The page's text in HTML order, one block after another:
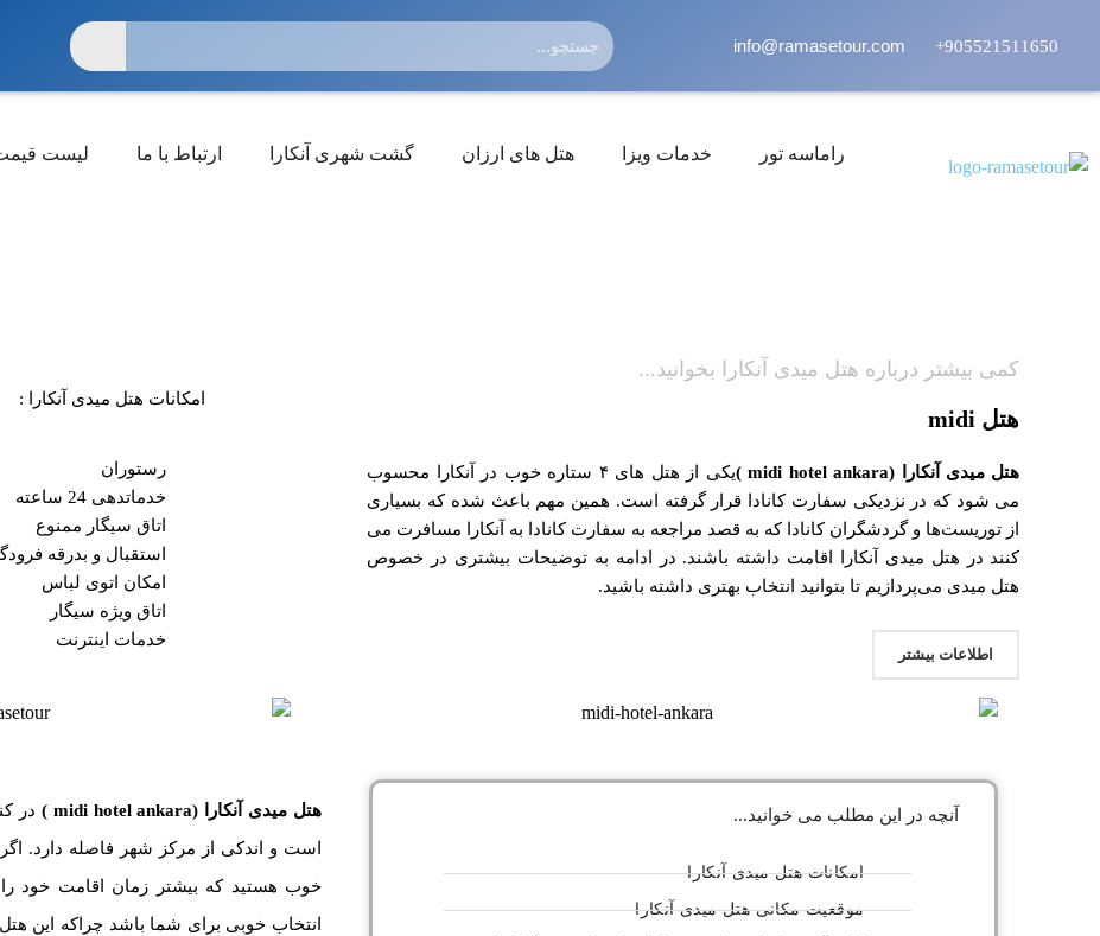
905521511650+
info@ramasetour.com
راماسه تور خدمات ویزا هتل های ارزان گشت شهری آنکارا ارتباط با ما لیست
کمی بیشتر درباره هتل میدی آنکارا بخوانید...
هتل midi
هتل میدی آنکارا (midi hotel ankara )
یکی از هتل های ۴ ستاره خوب در آنکارا محسوب
می شود که در نزدیکی سفارت کانادا قرار گرفته است. همین مهم باعث شده که بسیاری
از توریست‌ها و گردشگران کانادا که به قصد مراجعه به سفارت کانادا به آنکارا مسافرت می
کنند در هتل میدی آنکارا اقامت داشته باشند. در ادامه به توضیحات بیشتری در خصوص
هتل میدی می‌پردازیم تا بتوانید انتخاب بهتری داشته باشید.
اطلاعات بیشتر
امکانات هتل میدی آنکارا :
رستوران
خدماتدهی 24 ساعته
اتاق سیگار ممنوع
استقبال و بدرقه
امکان اتوی لباس
اتاق ویژه سیگار
خدمات اینترنت
آنچه در این مطلب می خوانید...
امکانات هتل میدی آنکارا
موقعیت مکانی هتل میدی آنکارا
هتل میدی آنکارا (midi hotel ankara )
در
است و اندکی از مرکز شهر فاصله دارد.
خوب هستید که بیشتر زمان اقامت خود را
انتخاب خوبی برای شما باشد چراکه این